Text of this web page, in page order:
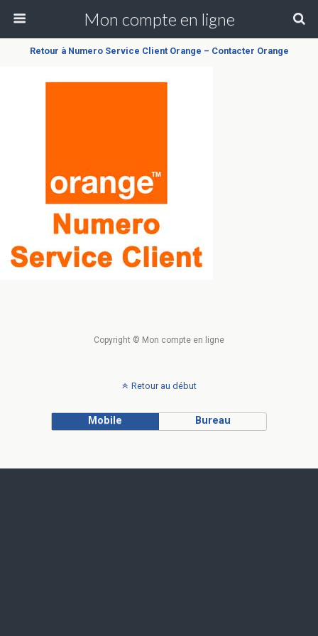
Mon compte en ligne
Retour à Numero Service Client Orange – Contacter Orange
Copyright © Mon compte en ligne
Retour au début
Mobile Bureau